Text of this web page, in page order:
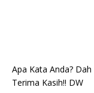
Apa Kata Anda?
Terima Kasih!! DW